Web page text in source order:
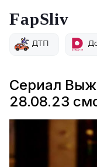
FapSliv
ДТП
Сериал
28.08.23